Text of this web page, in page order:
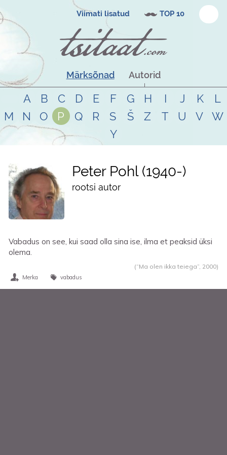
Viimati lisatud TOP 10
Märksõnad Autorid
A B C D E F G H I J K
L
M
N O P Q R S Š Z T U V
W
Y
Peter Pohl 1940-
rootsi autor
Vabadus on see, kui saad olla sina ise, ilma et peaksid üksi
olema.
(“Ma olen ikka teiega”, 2000)
Merka vabadus